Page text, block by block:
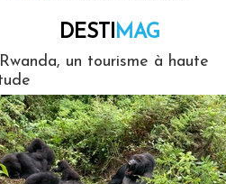
DESTIMAG
un tourisme à haute